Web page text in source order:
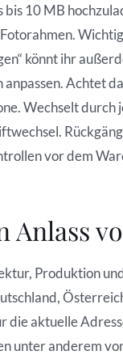
bis 10 MB
könnt ihr
Achtet
Wechselt
vor dem
Anlass
Produktion
aktuelle
unter anderem